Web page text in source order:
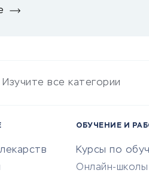
Изучите все категории
ОБУЧЕНИЕ И
Курсы по
Онлайн-школы